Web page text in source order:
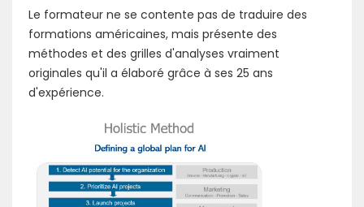
Le formateur ne se contente pas de traduire des
formations américaines, mais présente des
méthodes et des grilles d'analyses vraiment
originales qu'il a élaboré grâce à ses 25 ans
d'expérience.